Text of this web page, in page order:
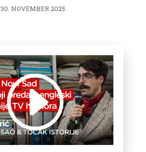
30. NOVEMBER 2025.